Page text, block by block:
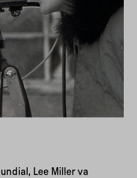
Lee Miller va